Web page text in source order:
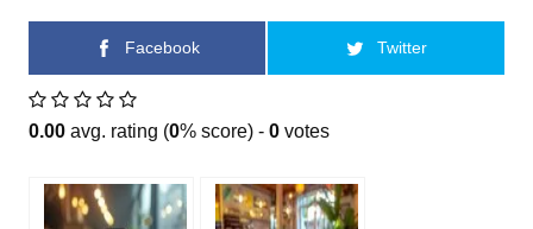
Facebook Twitter
0.00 avg. rating (0% score) - 0 votes